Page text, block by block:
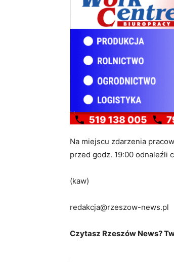
Na miejscu zdarzenia
przed godz. 19:00 odnaleźli
(kaw)
redakcja@rzeszow-news.pl
Czytasz Rzeszów News?